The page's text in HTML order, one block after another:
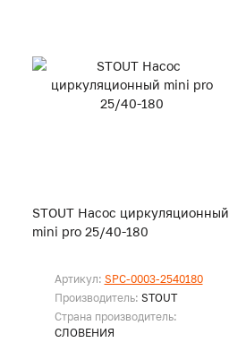
STOUT Насос циркуляционный
mini pro 25/40-180
Артикул: SPC-0003-2540180
Производитель: STOUT
Страна производитель:
СЛОВЕНИЯ